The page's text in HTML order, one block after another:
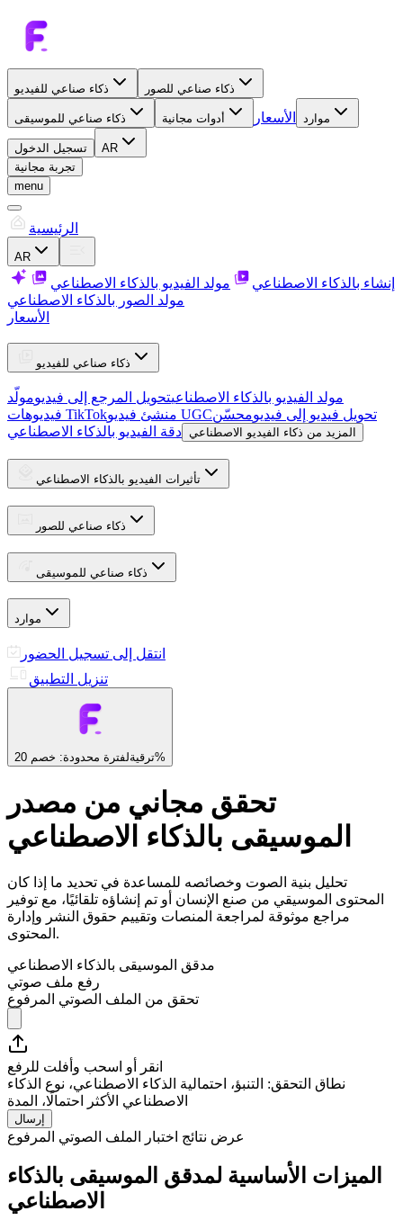
ذكاء صناعي للفيديو ذكاء صناعي للصور
ذكاء صناعي للموسيقى أدوات مجانية الأسعار موارد
تسجيل الدخول
AR
تجربة مجانية
menu
الرئيسية
AR
إنشاء بالذكاء الاصطناعي
مولد الفيديو بالذكاء الاصطناعي
مولد الصور بالذكاء الاصطناعي
الأسعار
ذكاء صناعي للفيديو
مولد الفيديو بالذكاء الاصطناعيتحويل المرجع إلى فيديومولّد
فيديوهات TikTok
منشئ فيديو UGC تحويل فيديو إلى فيديومحسّن
دقة الفيديو بالذكاء الاصطناعي المزيد من ذكاء الفيديو الاصطناعي
تأثيرات الفيديو بالذكاء الاصطناعي
ذكاء صناعي للصور
ذكاء صناعي للموسيقى
موارد
انتقل إلى تسجيل الحضور
تنزيل التطبيق
ترقيةلفترة محدودة: خصم 20%
تحقق مجاني من مصدر
الموسيقى بالذكاء الاصطناعي
تحليل بنية الصوت وخصائصه للمساعدة في تحديد ما إذا كان
المحتوى الموسيقي من صنع الإنسان أو تم إنشاؤه تلقائيًا، مع توفير
مراجع موثوقة لمراجعة المنصات وتقييم حقوق النشر وإدارة
المحتوى.
مدقق الموسيقى بالذكاء الاصطناعي
رفع ملف صوتي
تحقق من الملف الصوتي المرفوع
انقر أو اسحب وأفلت للرفع
نطاق التحقق: التنبؤ، احتمالية الذكاء الاصطناعي، نوع الذكاء
الاصطناعي الأكثر احتمالًا، المدة
إرسال
عرض نتائج اختبار الملف الصوتي المرفوع
الميزات الأساسية لمدقق الموسيقى بالذكاء
الاصطناعي